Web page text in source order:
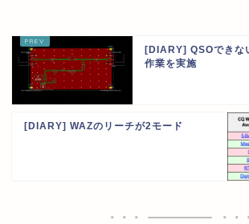
[DIARY] QSOできな
作業を実施
[DIARY] WAZのリーチが2モード